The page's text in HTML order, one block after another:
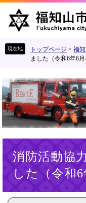
。
て
本
文
へ
トップページ > 福
ました（令和6年6月
消防活動協
した（令和6